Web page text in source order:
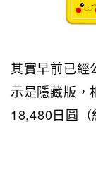
其實早前已經
示是隱藏版，
18,480日圓（